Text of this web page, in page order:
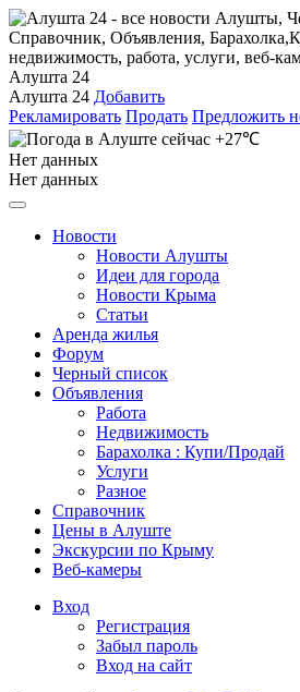
Алушта 24
Алушта 24 Добавить
Рекламировать Продать Предложить
+27℃
Нет данных
Нет данных
Новости
Новости Алушты
Идеи для города
Новости Крыма
Статьи
Аренда жилья
Форум
Черный список
Объявления
Работа
Недвижимость
Барахолка : Купи/Продай
Услуги
Разное
Справочник
Цены в Алуште
Экскурсии по Крыму
Веб-камеры
Вход
Регистрация
Забыл пароль
Вход на сайт